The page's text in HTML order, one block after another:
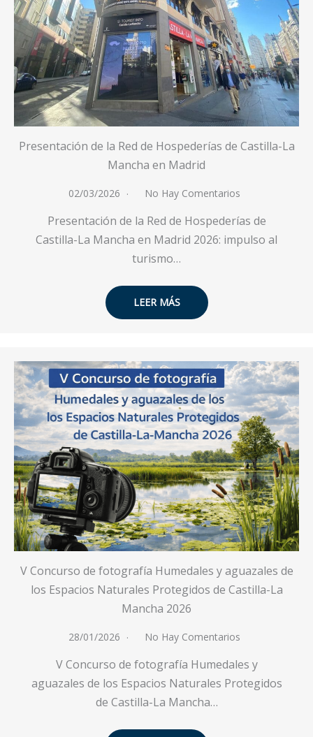
Presentación de la Red de Hospederías de Castilla-La
Mancha en Madrid
02/03/2026 No Hay Comentarios
Presentación de la Red de Hospederías de
Castilla-La Mancha en Madrid 2026: impulso al
turismo…
LEER MÁS
V Concurso de fotografía Humedales y aguazales de
los Espacios Naturales Protegidos de Castilla-La
Mancha 2026
28/01/2026 No Hay Comentarios
V Concurso de fotografía Humedales y
aguazales de los Espacios Naturales Protegidos
de Castilla-La Mancha…